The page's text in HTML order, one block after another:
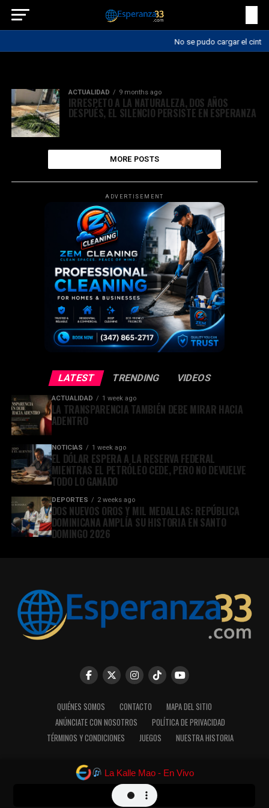
No se pudo cargar el
ACTUALIDAD 9 months ago
IRRESPETO A LA NATURALEZA, DOS AÑOS
DESPUÉS, EL SILENCIO PERSISTE EN ESPERANZA
MORE POSTS
ADVERTISEMENT
LATEST TRENDING VIDEOS
ACTUALIDAD 1 week ago
LA TRANSPARENCIA TAMBIÉN DEBE MIRAR HACIA
ADENTRO
NOTICIAS 1 week ago
EL DÓLAR ESPERA A LA RESERVA FEDERAL
MIENTRAS EL PETRÓLEO CEDE, PERO NO DEVUELVE
TODO LO GANADO
DEPORTES 2 weeks ago
DOS NUEVOS OROS Y MIL MEDALLAS: REPÚBLICA
DOMINICANA AMPLÍA SU HISTORIA EN SANTO
DOMINGO 2026
QUIÉNES SOMOS CONTACTO
MAPA DEL SITIO
ANÚNCIATE CON NOSOTROS
POLÍTICA DE PRIVACIDAD
TÉRMINOS Y CONDICIONES
JUEGOS NUESTRA HISTORIA
Copyright © 2025 Esperanza33.com. Desarrollado por JMMarketPro.
Powered by WordPress.
La Kalle Mao - En Vivo